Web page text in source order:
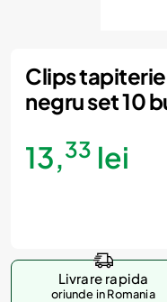
Clips
negru set 10
13,33 lei
Livrare rapida
oriunde in Romania